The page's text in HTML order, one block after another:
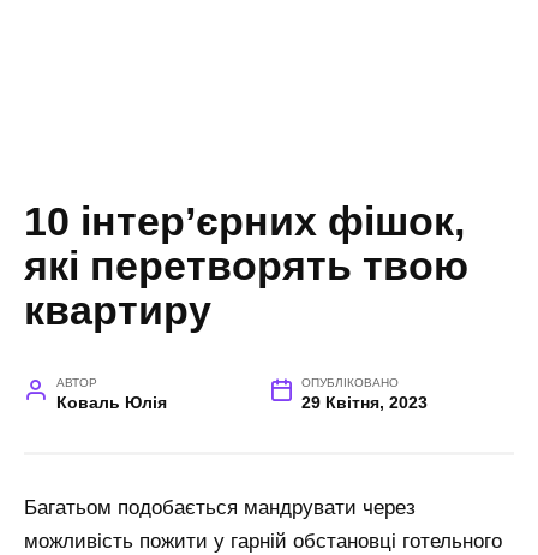
10 інтер’єрних фішок,
які перетворять твою
квартиру
АВТОР
Коваль Юлія
ОПУБЛІКОВАНО
29 Квітня, 2023
Багатьом подобається мандрувати через
можливість пожити у гарній обстановці готельного